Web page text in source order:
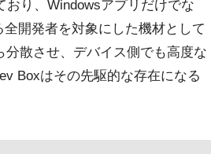
り、Windowsアプリだけでな
開発者を対象にした機材として
散させ、デバイス側でも高度な
Boxはその先駆的な存在になる